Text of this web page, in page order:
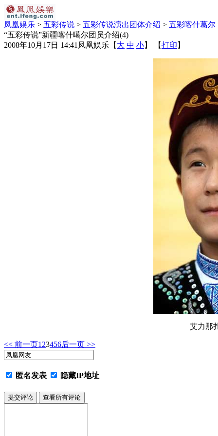
凤凰娱乐 > 五彩传说 > 五彩传说演出团体介绍 > 五彩喀什葛尔
“五彩传说”新疆喀什噶尔团员介绍(4)
2008年10月17日 14:41 凤凰娱乐 【 大 中 小】 【打印 】
艾力那
<< 前一页1 23456后一页 >>
匿名发表 隐藏IP地址